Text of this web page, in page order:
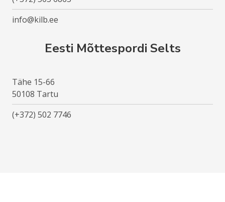
info@kilb.ee
Eesti Mõttespordi Selts
Tähe 15-66
50108 Tartu
(+372) 502 7746